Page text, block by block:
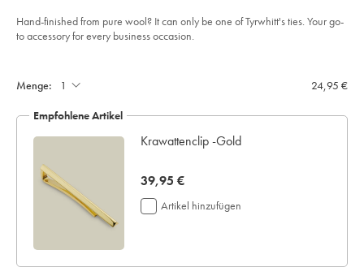
franzoesisches-
blau/TIL0668FRE.html?
sourceCode=dmdefault
Hand-finished from pure wool? It can only be one of Tyrwhitt's ties. Your go-
to accessory for every business occasion.
Actions
cart
options
Menge: 24,95 €
Empfohlene Artikel
Krawattenclip -Gold
now
39,95
€
39,95 €
Artikel hinzufügen